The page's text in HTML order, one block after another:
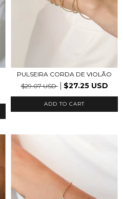
PULSEIRA CORDA DE VIOLÃO
$29.07 USD
$27.25 USD
ADD TO CART